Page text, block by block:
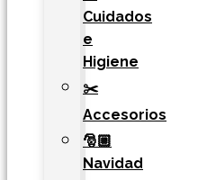
Cuidados
e
Higiene
✂️
Accesorios
🎅🏼
Navidad